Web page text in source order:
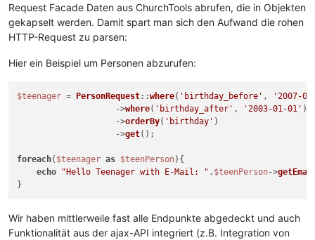
Request Facade Daten aus ChurchTools abrufen, die in Objekten
gekapselt werden. Damit spart man sich den Aufwand die rohen
HTTP-Request zu parsen:
Hier ein Beispiel um Personen abzurufen:
$teenager = PersonRequest::where( 'birthday_before' ,
'2007-
                    ->
where( 'birthday_after' , '2003-01-01' )
                    ->
orderBy( 'birthday' )
                    ->
get();
foreach( $teenager as $teenPerson){
echo
"Hello Teenager with E-Mail: " . $teenPerson->
Wir haben mittlerweile fast alle Endpunkte abgedeckt und auch
Funktionalität aus der ajax-API integriert (z.B. Integration von